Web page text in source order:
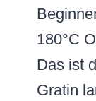
180°C
Das ist
Gratin